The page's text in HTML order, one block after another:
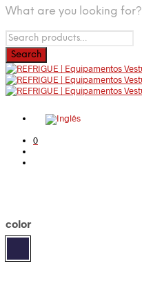
What are you looking for?
0
color